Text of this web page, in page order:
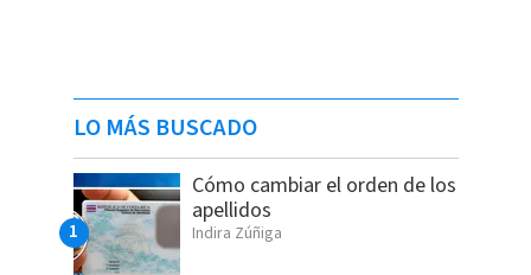
LO MÁS BUSCADO
Cómo cambiar el orden de los
apellidos
Indira Zúñiga